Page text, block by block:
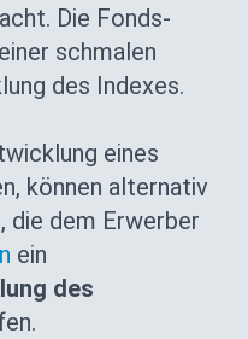
Die Fonds-
schmalen
des Indexes.
eines
können alternativ
die dem Erwerber
ein
des